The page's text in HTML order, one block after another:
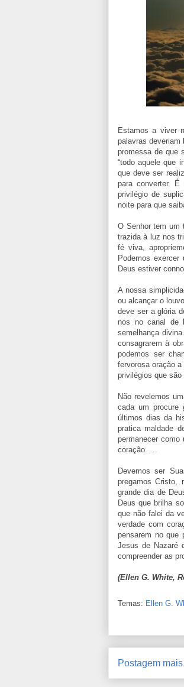
Estamos a viver
palavras deveriam
promessa de que
“todo aquele que
que deve ser
para converter.
privilégio de
noite para que
O Senhor tem um
trazida à luz nos
fé viva,
Podemos
Deus estiver
A nossa
ou alcançar o
deve ser a glória
nos no canal de
semelhança
consagrarem à
podemos ser
fervorosa oração
privilégios que são
Não revelemos
cada um procure
últimos dias da
pratica maldade
permanecer
coração. …
Devemos ser
pregamos Cristo,
grande dia de
Deus que brilha
que não falei da
verdade com
pensarem no que
Jesus de Nazaré
compreender as
(Ellen G. White,
Temas: Ellen G.
Postagem